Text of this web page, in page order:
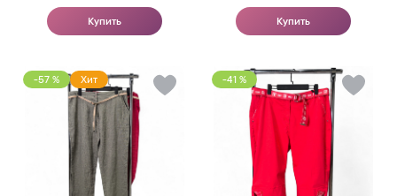
Купить Купить
-57 % Хит -41 %